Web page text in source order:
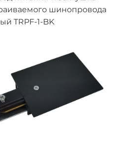
шинопровода
TRPF-1-BK